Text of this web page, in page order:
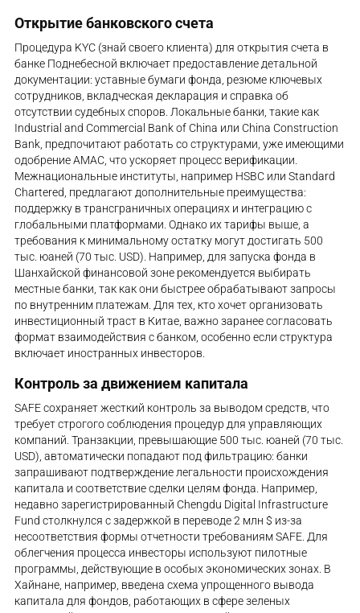
Открытие банковского счета
Процедура KYC (знай своего клиента) для открытия счета в
банке Поднебесной включает предоставление детальной
документации: уставные бумаги фонда, резюме ключевых
сотрудников, вкладческая декларация и справка об
отсутствии судебных споров. Локальные банки, такие как
Industrial and Commercial Bank of China или China Construction
Bank, предпочитают работать со структурами, уже имеющими
одобрение AMAC, что ускоряет процесс верификации.
Межнациональные институты, например HSBC или Standard
Chartered, предлагают дополнительные преимущества:
поддержку в трансграничных операциях и интеграцию с
глобальными платформами. Однако их тарифы выше, а
требования к минимальному остатку могут достигать 500
тыс. юаней (70 тыс. USD). Например, для запуска фонда в
Шанхайской финансовой зоне рекомендуется выбирать
местные банки, так как они быстрее обрабатывают запросы
по внутренним платежам. Для тех, кто хочет организовать
инвестиционный траст в Китае, важно заранее согласовать
формат взаимодействия с банком, особенно если структура
включает иностранных инвесторов.
Контроль за движением капитала
SAFE сохраняет жесткий контроль за выводом средств, что
требует строгого соблюдения процедур для управляющих
компаний. Транзакции, превышающие 500 тыс. юаней (70 тыс.
USD), автоматически попадают под фильтрацию: банки
запрашивают подтверждение легальности происхождения
капитала и соответствие сделки целям фонда. Например,
недавно зарегистрированный Chengdu Digital Infrastructure
Fund столкнулся с задержкой в переводе 2 млн $ из-за
несоответствия формы отчетности требованиям SAFE. Для
облегчения процесса инвесторы используют пилотные
программы, действующие в особых экономических зонах. В
Хайнане, например, введена схема упрощенного вывода
капитала для фондов, работающих в сфере зеленых